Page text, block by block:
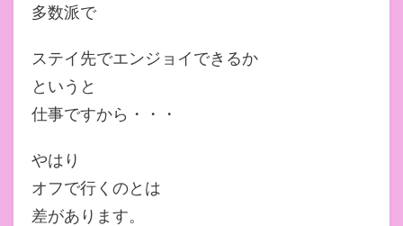
多数派で
ステイ先でエンジョイできるか
というと
仕事ですから・・・
やはり
オフで行くのとは
差があります。